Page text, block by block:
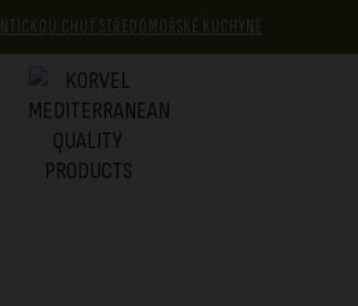
CHUŤ STŘEDOMOŘSKÉ KUCHYNĚ